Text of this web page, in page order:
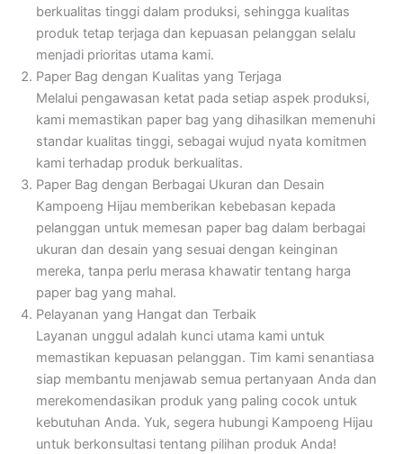
berkualitas tinggi dalam produksi, sehingga kualitas
produk tetap terjaga dan kepuasan pelanggan selalu
menjadi prioritas utama kami.
Paper Bag dengan Kualitas yang Terjaga
Melalui pengawasan ketat pada setiap aspek produksi,
kami memastikan paper bag yang dihasilkan memenuhi
standar kualitas tinggi, sebagai wujud nyata komitmen
kami terhadap produk berkualitas.
Paper Bag dengan Berbagai Ukuran dan Desain
Kampoeng Hijau memberikan kebebasan kepada
pelanggan untuk memesan paper bag dalam berbagai
ukuran dan desain yang sesuai dengan keinginan
mereka, tanpa perlu merasa khawatir tentang harga
paper bag yang mahal.
Pelayanan yang Hangat dan Terbaik
Layanan unggul adalah kunci utama kami untuk
memastikan kepuasan pelanggan. Tim kami senantiasa
siap membantu menjawab semua pertanyaan Anda dan
merekomendasikan produk yang paling cocok untuk
kebutuhan Anda. Yuk, segera hubungi Kampoeng Hijau
untuk berkonsultasi tentang pilihan produk Anda!